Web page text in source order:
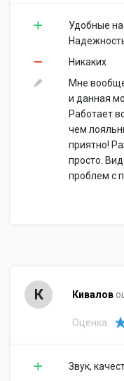
Удобные
Никаких
Мне
и данная
Работает
чем
приятно!
просто.
проблем с
К Кивалов
Оценка:
Звук,